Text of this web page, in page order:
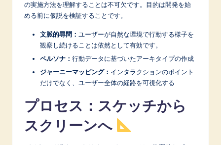
の実施方法を理解することは不可欠です。目的は開発を始
める前に仮説を検証することです。
文脈的尋問： ユーザーが自然な環境で行動する様子を
観察し続けることは依然として有効です。
ペルソナ： 行動データに基づいたアーキタイプの作成
ジャーニーマッピング： インタラクションのポイント
だけでなく、ユーザー全体の経路を可視化する
プロセス：スケッチから
スクリーンへ